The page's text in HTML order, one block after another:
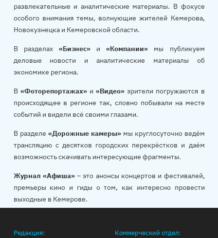
развлекательные и аналитические материалы. В фокусе
особого внимания темы, волнующие жителей Кемерова,
Новокузнецка и Кемеровской области.
В разделах «Бизнес»и«Компании» мы публикуем
деловые новости и аналитические материалы об
экономике региона.
В «Фоторепортажах»и«Видео» зрители погружаются в
происходящее в регионе так, словно побывали на месте
событий и видели всё своими глазами.
В разделе «Дорожные камеры»мы круглосуточно ведём
трансляцию с десятков городских перекрёстков и даём
возможность скачивать интересующие фрагменты.
Журнал «Афиша»– это анонсы концертов и фестивалей,
премьеры кино и гиды о том, как интересно провести
выходные в Кемерове.
Редакция:
Коммерческий отдел: